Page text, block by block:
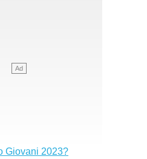
Giovani 2023?